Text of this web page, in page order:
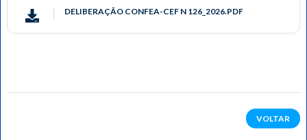
DELIBERAÇÃO CONFEA-CEF​ N 126_2026.PDF
VOLTAR